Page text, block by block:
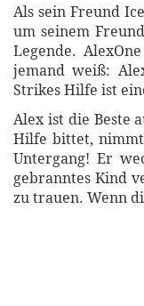
Als sein Freund
um seinem
Legende.
jemand weiß:
Strikes Hilfe ist
Alex ist die Beste
Hilfe bittet,
Untergang! Er
gebranntes Kind
zu trauen. Wenn